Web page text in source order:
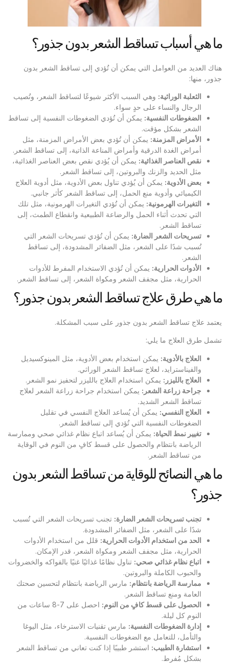
ما هي أسباب تساقط الشعر بدون جذور؟
هناك العديد من العوامل التي يمكن أن تُؤدي إلى تساقط الشعر بدون
جذور، منها:
الثعلبة الوراثية: وهي السبب الأكثر شيوعًا لتساقط الشعر، وتُصيب
الرجال والنساء على حدٍ سواء.
الضغوطات النفسية: يمكن أن تُؤدي الضغوطات النفسية إلى تساقط
الشعر بشكل مؤقت.
الأمراض المزمنة: يمكن أن تُؤدي بعض الأمراض المزمنة، مثل
أمراض الغدة الدرقية وأمراض المناعة الذاتية، إلى تساقط الشعر.
نقص العناصر الغذائية: يمكن أن يُؤدي نقص بعض العناصر الغذائية،
مثل الحديد والزنك والبروتين، إلى تساقط الشعر.
بعض الأدوية: يمكن أن يُؤدي تناول بعض الأدوية، مثل أدوية العلاج
الكيميائي وأدوية منع الحمل، إلى تساقط الشعر كأثر جانبي.
التغيرات الهرمونية: يمكن أن تُؤدي التغيرات الهرمونية، مثل تلك
التي تحدث أثناء الحمل والرضاعة الطبيعية وانقطاع الطمث، إلى
تساقط الشعر.
تسريحات الشعر الضارة: يمكن أن تُؤدي تسريحات الشعر التي
تُسبب شدًا على الشعر، مثل الضفائر المشدودة، إلى تساقط
الشعر.
الأدوات الحرارية: يمكن أن تُؤدي الاستخدام المفرط للأدوات
الحرارية، مثل مجفف الشعر ومكواة الشعر، إلى تساقط الشعر.
ما هي طرق علاج تساقط الشعر بدون جذور؟
يعتمد علاج تساقط الشعر بدون جذور على سبب المشكلة.
تشمل طرق العلاج ما يلي:
العلاج بالأدوية: يمكن استخدام بعض الأدوية، مثل المينوكسيديل
والفيناسترايد، لعلاج تساقط الشعر الوراثي.
العلاج بالليزر: يمكن استخدام العلاج بالليزر لتحفيز نمو الشعر.
جراحة زراعة الشعر: يمكن استخدام جراحة زراعة الشعر لعلاج
تساقط الشعر الشديد.
العلاج النفسي: يمكن أن يُساعد العلاج النفسي في تقليل
الضغوطات النفسية التي تُؤدي إلى تساقط الشعر.
تغيير نمط الحياة: يمكن أن يُساعد اتباع نظام غذائي صحي وممارسة
الرياضة بانتظام والحصول على قسط كافٍ من النوم في الوقاية
من تساقط الشعر.
ما هي النصائح للوقاية من تساقط الشعر بدون
جذور؟
تجنب تسريحات الشعر الضارة: تجنب تسريحات الشعر التي تُسبب
شدًا على الشعر، مثل الضفائر المشدودة.
الحد من استخدام الأدوات الحرارية: قلل من استخدام الأدوات
الحرارية، مثل مجفف الشعر ومكواة الشعر، قدر الإمكان.
اتباع نظام غذائي صحي: تناول نظامًا غذائيًا غنيًا بالفواكه والخضروات
والحبوب الكاملة والبروتين.
ممارسة الرياضة بانتظام: مارس الرياضة بانتظام لتحسين صحتك
العامة ومنع تساقط الشعر.
الحصول على قسط كافٍ من النوم:
احصل على 7-8 ساعات من
النوم كل ليلة.
إدارة الضغوطات النفسية: مارس تقنيات الاسترخاء، مثل اليوغا
والتأمل، للتعامل مع الضغوطات النفسية.
استشارة الطبيب: استشر طبيبًا إذا كنت تعاني من تساقط الشعر
بشكل مُفرط.